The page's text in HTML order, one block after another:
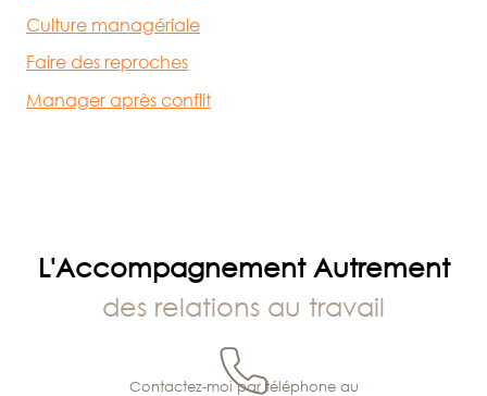
Culture managériale
Faire des reproches
Manager après conflit
L'Accompagnement Autrement
des relations au travail
Contactez-moi par téléphone au